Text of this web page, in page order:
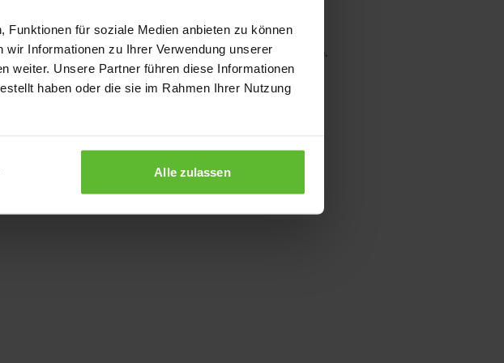
für soziale Medien anbieten zu können
Informationen zu Ihrer Verwendung unserer
weiter. Unsere Partner führen diese Informationen
haben oder die sie im Rahmen Ihrer Nutzung
Alle zulassen
(see the browser console for more information).